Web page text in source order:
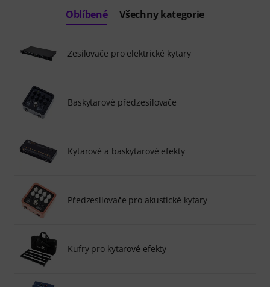
Oblíbené Všechny kategorie
Zesilovače pro elektrické kytary
Baskytarové předzesilovače
Kytarové a baskytarové efekty
Předzesilovače pro akustické kytary
Kufry pro kytarové efekty